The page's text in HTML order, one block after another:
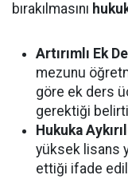
bırakılmasını
Artırımlı Ek
mezunu
göre ek ders
gerektiği
Hukuka
yüksek lisans
ettiği ifade